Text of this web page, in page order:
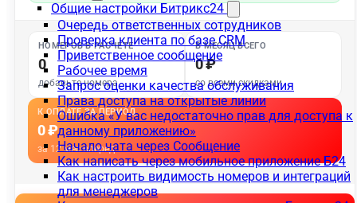
Общие настройки Битрикс24
Очередь ответственных сотрудников
Проверка клиента по базе CRM
Приветственное сообщение
Рабочее время
Запрос оценки качества обслуживания
Права доступа на открытые линии
Ошибка «У вас недостаточно прав для доступа к
данному приложению»
Начало чата через Сообщение
Как написать через мобильное приложение Б24
Как настроить видимость номеров и интеграций
для менеджеров